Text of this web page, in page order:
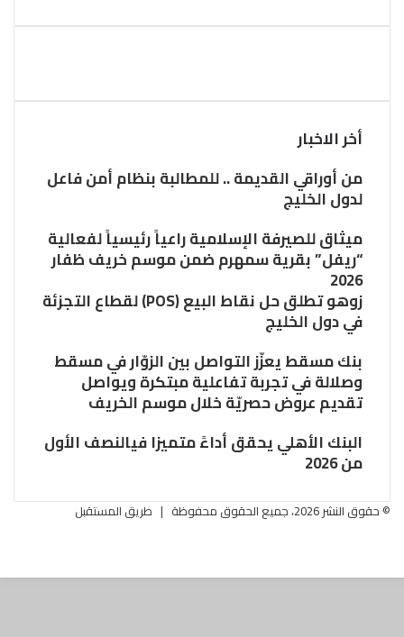
أخر الاخبار
من أوراقي القديمة .. للمطالبة بنظام أمن فاعل
لدول الخليج
ميثاق للصيرفة الإسلامية راعياً رئيسياً لفعالية
“ريفل” بقرية سمهرم ضمن موسم خريف ظفار
2026
زوهو تطلق حل نقاط البيع (POS) لقطاع التجزئة
في دول الخليج
بنك مسقط يعزّز التواصل بين الزوّار في مسقط
وصلالة في تجربة تفاعلية مبتكرة ويواصل
تقديم عروض حصريّة خلال موسم الخريف
البنك الأهلي يحقق أداءً متميزا فيالنصف الأول
من 2026
© حقوق النشر 2026، جميع الحقوق محفوظة |
طريق المستقبل